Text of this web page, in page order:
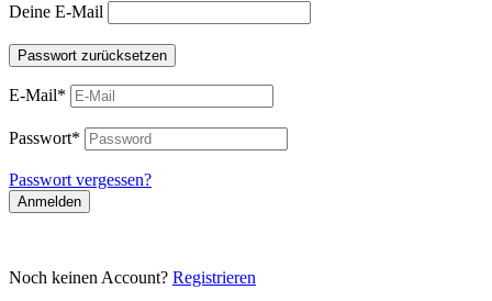
Deine E-Mail
Passwort zurücksetzen
E-Mail*
Passwort*
Passwort vergessen?
Anmelden
Noch keinen Account? Registrieren